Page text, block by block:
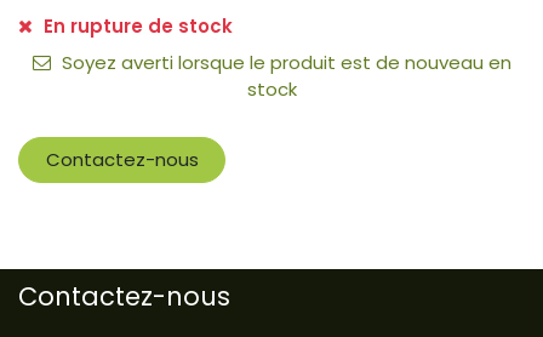
En rupture de stock
Soyez averti lorsque le produit est de nouveau en
stock
Contactez-nous
Contactez-nous